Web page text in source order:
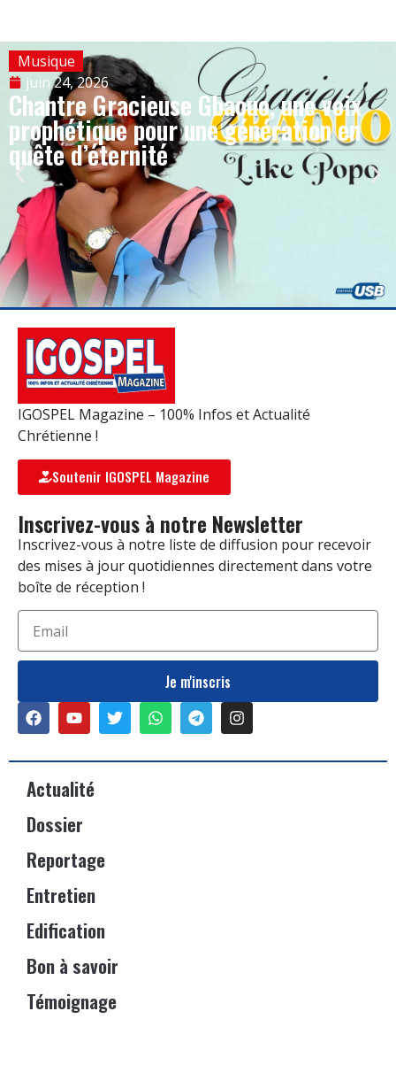
Musique
juin 24, 2026
Chantre Gracieuse Gbaouo, une voix
prophétique pour une génération en
quête d’éternité
IGOSPEL Magazine – 100% Infos et Actualité
Chrétienne !
Soutenir IGOSPEL Magazine
Inscrivez-vous à notre Newsletter
Inscrivez-vous à notre liste de diffusion pour recevoir
des mises à jour quotidiennes directement dans votre
boîte de réception !
Je m'inscris
Actualité
Dossier
Reportage
Entretien
Edification
Bon à savoir
Témoignage